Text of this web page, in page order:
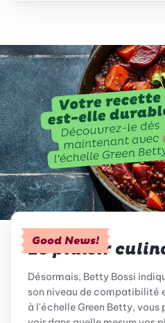
Good News!
Le plaisir
Désormais, Betty Bossi
son niveau de compatibilité
à l'échelle Green Betty,